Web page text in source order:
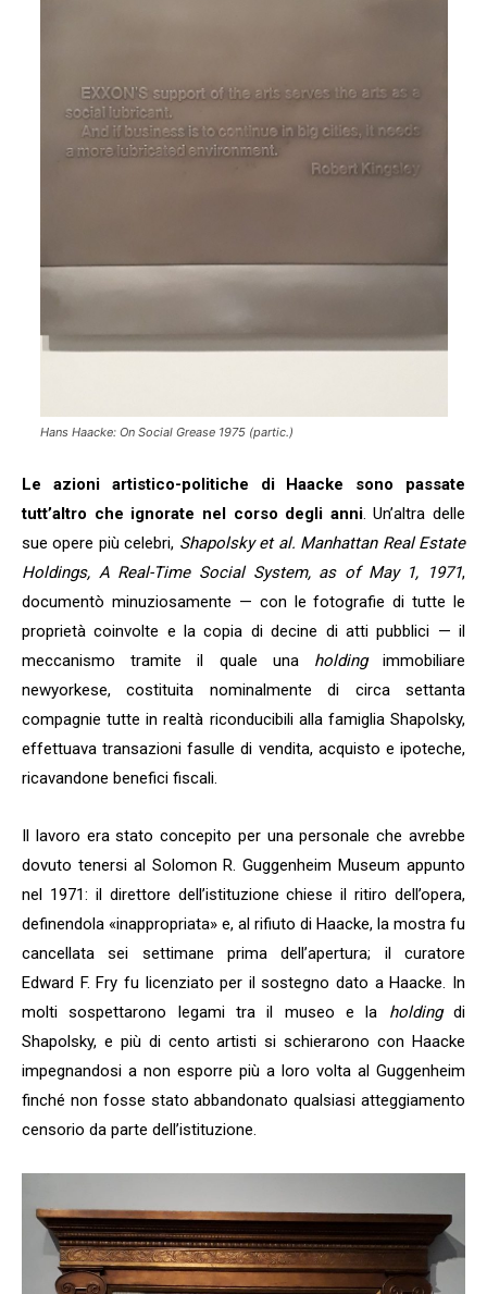
Hans Haacke: On Social Grease 1975 (partic.)
Le azioni artistico-politiche di Haacke sono passate
tutt’altro che ignorate nel corso degli anni. Un’altra delle
sue opere più celebri, Shapolsky et al. Manhattan Real Estate
Holdings, A Real-Time Social System, as of May 1, 1971,
documentò minuziosamente — con le fotografie di tutte le
proprietà coinvolte e la copia di decine di atti pubblici — il
meccanismo tramite il quale una holdingimmobiliare
newyorkese, costituita nominalmente di circa settanta
compagnie tutte in realtà riconducibili alla famiglia Shapolsky,
effettuava transazioni fasulle di vendita, acquisto e ipoteche,
ricavandone benefici fiscali.
Il lavoro era stato concepito per una personale che avrebbe
dovuto tenersi al Solomon R. Guggenheim Museum appunto
nel 1971: il direttore dell’istituzione chiese il ritiro dell’opera,
definendola «inappropriata» e, al rifiuto di Haacke, la mostra fu
cancellata sei settimane prima dell’apertura; il curatore
Edward F. Fry fu licenziato per il sostegno dato a Haacke. In
molti sospettarono legami tra il museo e la holdingdi
Shapolsky, e più di cento artisti si schierarono con Haacke
impegnandosi a non esporre più a loro volta al Guggenheim
finché non fosse stato abbandonato qualsiasi atteggiamento
censorio da parte dell’istituzione.